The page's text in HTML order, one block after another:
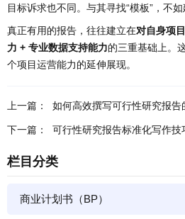
目标诉求也不同。与其寻找“模板”，不如
真正有用的报告，往往建立在对自身项
力 + 专业数据支持能力的三重基础上。
个项目运营能力的延伸展现。
上一篇： 如何高效撰写可行性研究报告
下一篇： 可行性研究报告标准化写作技
栏目分类
商业计划书（BP）